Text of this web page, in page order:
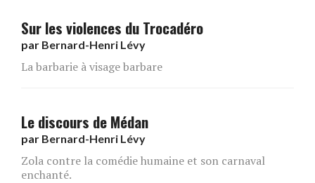
Sur les violences du Trocadéro
par Bernard-Henri Lévy
La barbarie à visage barbare
Le discours de Médan
par Bernard-Henri Lévy
Zola contre la comédie humaine et son carnaval
enchanté.